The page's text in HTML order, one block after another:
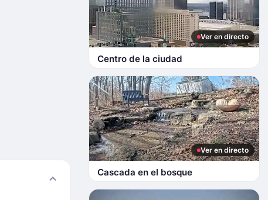
Ver en directo
Centro de la ciudad
Ver en directo
Cascada en el bosque